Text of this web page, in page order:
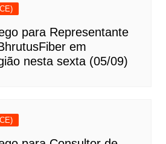
para Representante
em
nesta sexta (05/09)